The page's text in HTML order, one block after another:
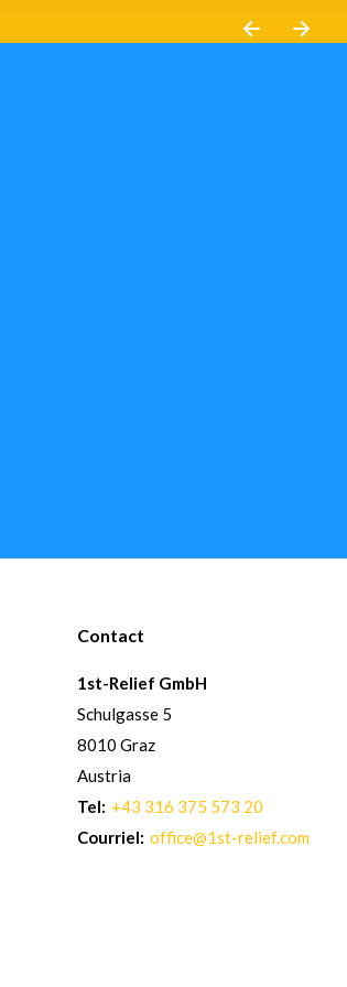
Contact
1st-Relief GmbH
Schulgasse 5
8010 Graz
Austria
Tel: +43 316 375 573 20
Courriel: office@1st-relief.com